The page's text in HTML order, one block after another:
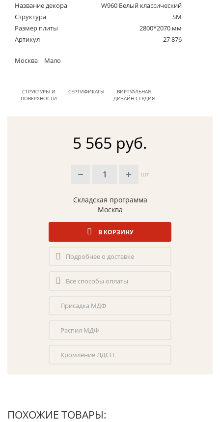
Название декора
W960 Белый классический
Структура
SM
Размер плиты
2800*2070 мм
Артикул
27 876
Москва Мало
СТРУКТУРЫ И
ПОВЕРХНОСТИ
СЕРТИФИКАТЫ
ВИРТУАЛЬНАЯ
ДИЗАЙН СТУДИЯ
5 565 руб.
шт
Складская программа
Москва
В КОРЗИНУ
Подробнее о доставке
Все способы оплаты
Присадка МДФ
Распил МДФ
Кромление ЛДСП
ПОХОЖИЕ ТОВАРЫ: